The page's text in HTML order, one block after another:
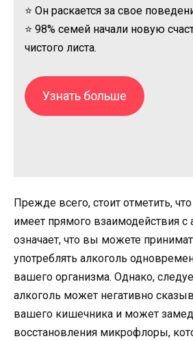
⭐ Он раскается за свое
⭐ 98% семей начали новую
чистого листа.
Узнать больше
Прежде всего, стоит отметить,
имеет прямого взаимодействия с
означает, что вы можете
употреблять алкоголь
вашего организма. Однако,
алкоголь может негативно
вашего кишечника и может
восстановления микрофлоры,